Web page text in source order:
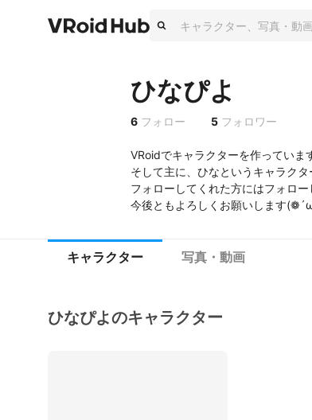
ひなぴよ
6 フォロー 5 フォロワー
VRoidでキャラクターを作ってい
そして主に、ひなというキャラク
フォローしてくれた方にはフォロー
今後ともよろしくお願いします
キャラクター 写真・動画
ひなぴよのキャラクター